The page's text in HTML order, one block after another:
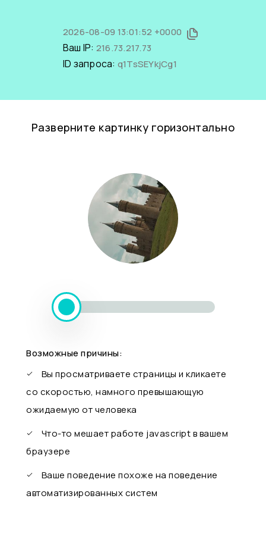
2026-08-09 13:01:52 +0000
Ваш IP: 216.73.217.73
ID запроса: q1TsSEYkjCg1
Разверните картинку горизонтально
Возможные причины:
Вы просматриваете страницы и кликаете
со скоростью, намного превышающую
ожидаемую от человека
Что-то мешает работе javascript в вашем
браузере
Ваше поведение похоже на поведение
автоматизированных систем